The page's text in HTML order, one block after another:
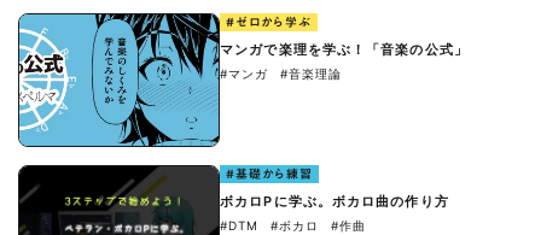
#ゼロから学ぶ
マンガで楽理を学ぶ！「音楽の公式」
#マンガ #音楽理論
#基礎から練習
ボカロPに学ぶ。ボカロ曲の作り方
#DTM #ボカロ #作曲